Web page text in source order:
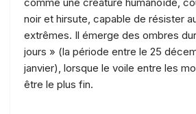
noir et hirsute, capable de résister
extrêmes. Il émerge des ombres
jours » (la période entre le 25
janvier), lorsque le voile entre les
être le plus fin.